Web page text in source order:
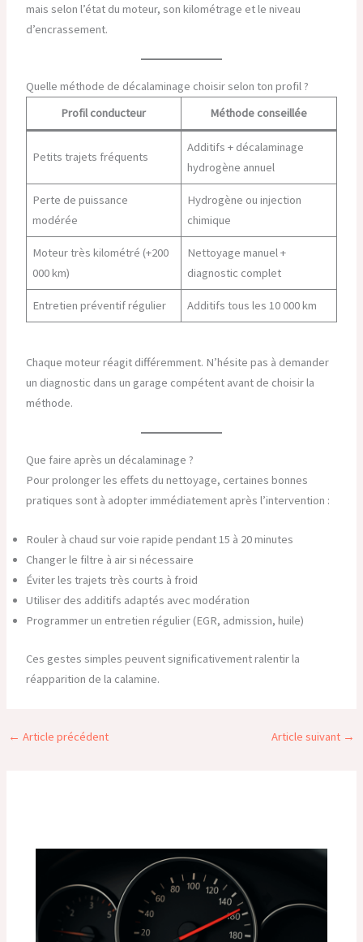
mais selon l’état du moteur, son kilométrage et le niveau
d’encrassement.
Quelle méthode de décalaminage choisir selon ton profil ?
Profil conducteur
Méthode conseillée
Petits trajets fréquents
Additifs + décalaminage
hydrogène annuel
Perte de puissance
modérée
Hydrogène ou injection
chimique
Moteur très kilométré (+200
000 km)
Nettoyage manuel +
diagnostic complet
Entretien préventif régulier Additifs tous les 10 000 km
Chaque moteur réagit différemment. N’hésite pas à demander
un diagnostic dans un garage compétent avant de choisir la
méthode.
Que faire après un décalaminage ?
Pour prolonger les effets du nettoyage, certaines bonnes
pratiques sont à adopter immédiatement après l’intervention :
Rouler à chaud sur voie rapide pendant 15 à 20 minutes
Changer le filtre à air si nécessaire
Éviter les trajets très courts à froid
Utiliser des additifs adaptés avec modération
Programmer un entretien régulier (EGR, admission, huile)
Ces gestes simples peuvent significativement ralentir la
réapparition de la calamine.
← Article précédent Article suivant →